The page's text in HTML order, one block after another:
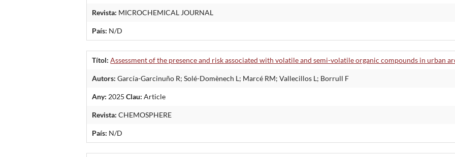
Revista: MICROCHEMICAL JOURNAL
País: N/D
Títol:Assessment of the presence and risk associated with volatile and semi-volatile organic compounds in urban
Autors: García-Garcinuño R; Solé-Domènech L; Marcé RM; Vallecillos L; Borrull F
Any: 2025Clau: Article
Revista: CHEMOSPHERE
País: N/D